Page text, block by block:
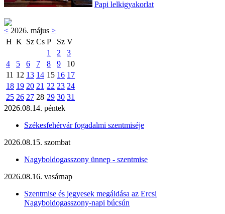
Papi lelkigyakorlat
< 2026. május >
H K Sz Cs P Sz V
1
2
3
4
5 6 7 8 9
10
11 12 13 14 15 16 17
18 19 20 21 22 23 24
25 26 27 28 29 30 31
2026.08.14. péntek
Székesfehérvár fogadalmi szentmiséje
2026.08.15. szombat
Nagyboldogasszony ünnep - szentmise
2026.08.16. vasárnap
Szentmise és jegyesek megáldása az Ercsi
Nagyboldogasszony-napi búcsún